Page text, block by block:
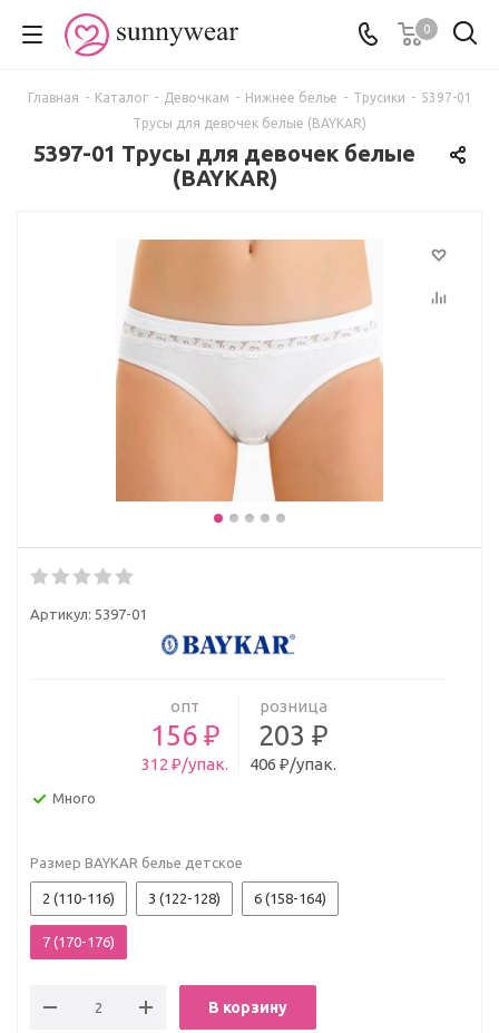
0
Главная - Каталог - Девочкам - Нижнее белье - Трусики - 5397-01
Трусы для девочек белые (BAYKAR)
5397-01 Трусы для девочек белые
(BAYKAR)
Артикул: 5397-01
опт
156 ₽
312 ₽/упак.
розница
203 ₽
406 ₽/упак.
Много
Размер BAYKAR белье детское
2 (110-116) 3 (122-128) 6 (158-164)
7 (170-176)
В корзину